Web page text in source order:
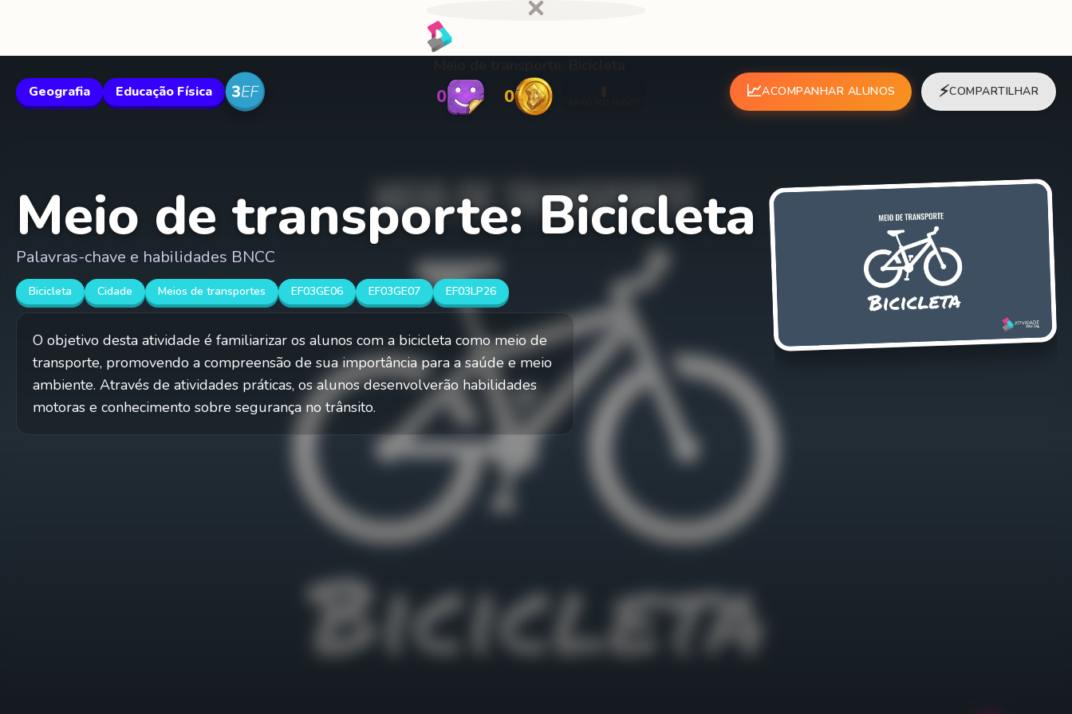
0 0
Geografia Educação Física 📈ACOMPANHAR ALUNOS ⚡COMPARTILHAR
Meio de transporte: Bicicleta
Palavras-chave e habilidades BNCC
Bicicleta Cidade Meios de transportes EF03GE06 EF03GE07 EF03LP26
O objetivo desta atividade é familiarizar os alunos com a bicicleta como meio de
transporte, promovendo a compreensão de sua importância para a saúde e meio
ambiente. Através de atividades práticas, os alunos desenvolverão habilidades
motoras e conhecimento sobre segurança no trânsito.